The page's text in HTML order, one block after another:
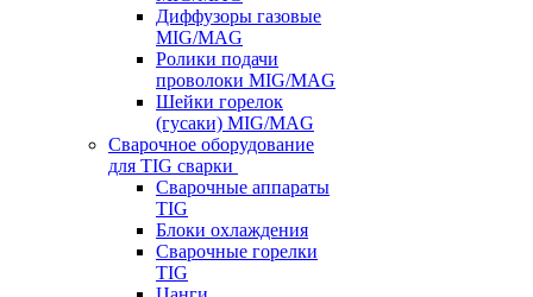
Диффузоры газовые
MIG/MAG
Ролики подачи
проволоки MIG/MAG
Шейки горелок
(гусаки) MIG/MAG
Сварочное оборудование
для TIG сварки
Сварочные аппараты
TIG
Блоки охлаждения
Сварочные горелки
TIG